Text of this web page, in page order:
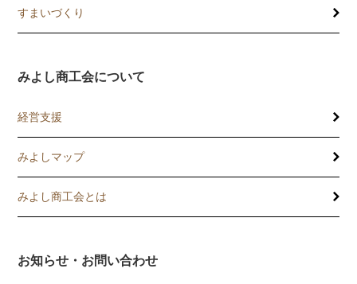
すまいづくり
みよし商工会について
経営支援
講習会
記帳相談指導
みよしマップ
みよし商工会とは
お知らせ・お問い合わせ